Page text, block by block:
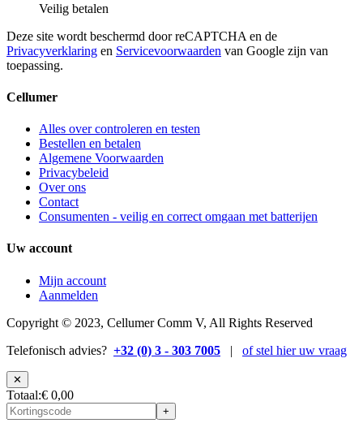
Veilig betalen
Deze site wordt beschermd door reCAPTCHA en de
Privacyverklaring en Servicevoorwaarden van Google zijn van
toepassing.
Cellumer
Alles over controleren en testen
Bestellen en betalen
Algemene Voorwaarden
Privacybeleid
Over ons
Contact
Consumenten - veilig en correct omgaan met batterijen
Uw account
Mijn account
Aanmelden
Copyright © 2023, Cellumer Comm V, All Rights Reserved
Telefonisch advies? +32 (0) 3 - 303 7005 | of stel hier uw vraag
✕
Totaal:€ 0,00
+